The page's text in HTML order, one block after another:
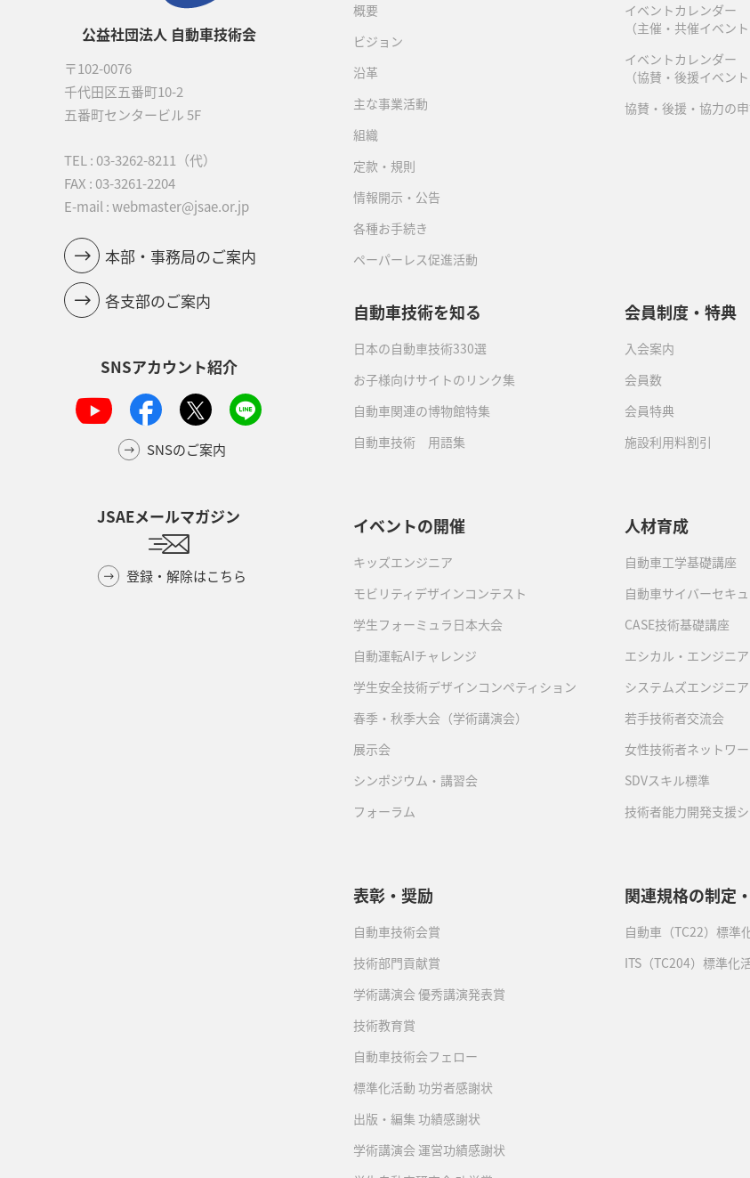
公益社団法人 自動車技術会
〒102-0076
千代田区五番町10-2
五番町センタービル 5F
TEL : 03-3262-8211
（代）
FAX : 03-3261-2204
E-mail : webmaster@jsae.or.jp
本部・事務局のご案内
各支部のご案内
SNSアカウント紹介
SNSのご案内
JSAEメールマガジン
登録・解除はこちら
概要
ビジョン
沿革
主な事業活動
組織
定款・規則
情報開示・公告
各種お手続き
ペーパーレス促進活動
イベントカレンダー
（主催・共催イベント
イベントカレンダー
（協賛・後援イベント
協賛・後援・協力の
自動車技術を知る
日本の自動車技術330選
お子様向けサイトのリンク集
自動車関連の博物館特集
自動車技術 用語集
会員制度・特典
入会案内
会員数
会員特典
施設利用料割引
イベントの開催
キッズエンジニア
モビリティデザインコンテスト
学生フォーミュラ日本大会
自動運転AIチャレンジ
学生安全技術デザインコンペティション
春季・秋季大会（学術講演会）
展示会
シンポジウム・講習会
フォーラム
人材育成
自動車工学基礎講座
自動車サイバーセキ
CASE技術基礎講座
エシカル・エンジニ
システムズエンジニ
若手技術者交流会
女性技術者ネットワ
SDVスキル標準
技術者能力開発支援シ
表彰・奨励
自動車技術会賞
技術部門貢献賞
学術講演会 優秀講演発表賞
技術教育賞
自動車技術会フェロー
標準化活動 功労者感謝状
出版・編集 功績感謝状
学術講演会 運営功績感謝状
関連規格の制定
自動車（TC22）標準
ITS（TC204）標準化